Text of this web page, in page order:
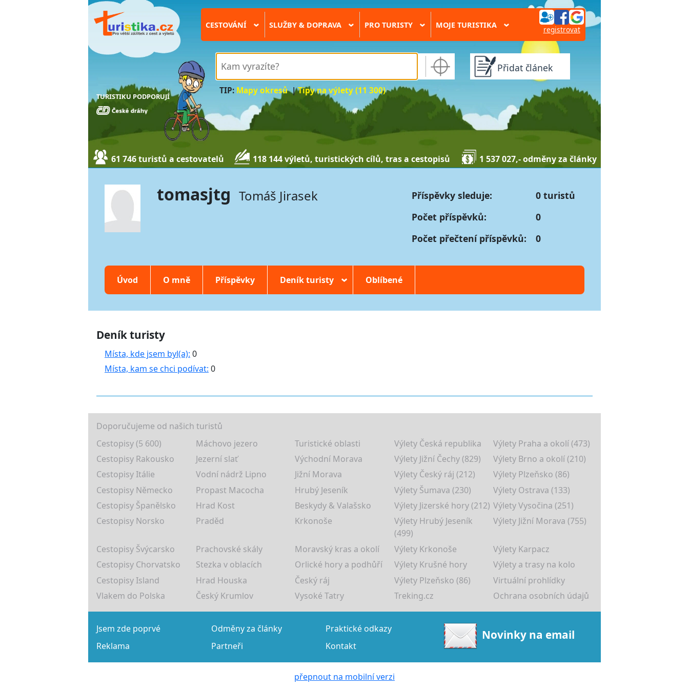
TURISTIKU PODPORUJÍ
CESTOVÁNÍ › SLUŽBY & DOPRAVA › PRO TURISTY › MOJE TURISTIKA › registrovat
TIP: Mapy okresů|Tipy na výlety (11 300)
Přidat článek
61 746 turistů a cestovatelů 118 144 výletů, turistických cílů, tras a cestopisů 1 537 027,- odměny za články
tomasjtg Tomáš Jirasek Příspěvky sleduje:
0 turistů
Počet příspěvků:
0
Počet přečtení příspěvků:
0
Úvod O mně Příspěvky Deník turisty › Oblíbené
Deník turisty
Místa, kde jsem byl(a): 0
Místa, kam se chci podívat: 0
Doporučujeme od našich turistů
Cestopisy (5 600)
Máchovo jezero Turistické oblasti Výlety Česká republika
Výlety Praha a okolí (473)
Cestopisy Rakousko
Jezerní slať Východní Morava Výlety Jižní Čechy (829)
Výlety Brno a okolí (210)
Cestopisy Itálie
Vodní nádrž Lipno Jižní Morava Výlety Český ráj (212)
Výlety Plzeňsko (86)
Cestopisy Německo
Propast Macocha Hrubý Jeseník Výlety Šumava (230)
Výlety Ostrava (133)
Cestopisy Španělsko
Hrad Kost Beskydy & Valašsko Výlety Jizerské hory (212) Výlety Vysočina (251)
Cestopisy Norsko
Praděd Krkonoše
Výlety Hrubý Jeseník
(499)
Výlety Jižní Morava (755)
Cestopisy Švýcarsko Prachovské skály Moravský kras a okolí Výlety Krkonoše
Výlety Karpacz
Cestopisy Chorvatsko
Stezka v oblacích Orlické hory a podhůří Výlety Krušné hory
Výlety a trasy na kolo
Cestopisy Island
Hrad Houska Český ráj Výlety Plzeňsko (86)
Virtuální prohlídky
Vlakem do Polska
Český Krumlov Vysoké Tatry Treking.cz Ochrana osobních údajů
Jsem zde poprvé Odměny za články
Praktické odkazy
Reklama
Partneři Kontakt
Novinky na email
přepnout na mobilní verzi